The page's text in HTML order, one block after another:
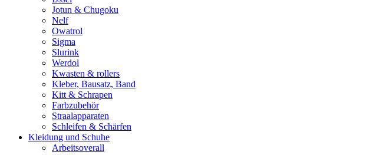
Jotun & Chugoku
Nelf
Owatrol
Sigma
Slurink
Werdol
Kwasten & rollers
Kleber, Bausatz, Band
Kitt & Schrapen
Farbzubehör
Straalapparaten
Schleifen & Schärfen
Kleidung und Schuhe
Arbeitsoverall